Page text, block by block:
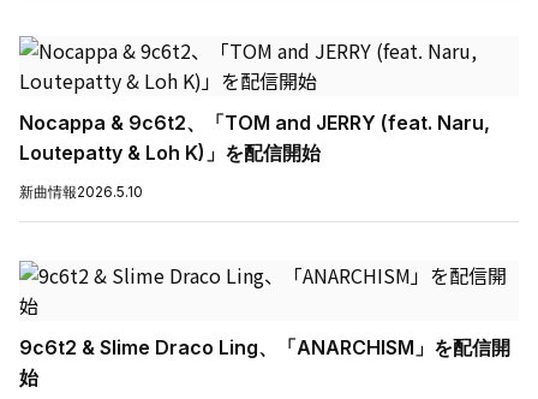
Nocappa & 9c6t2、「TOM and JERRY (feat. Naru,
Loutepatty & Loh K)」を配信開始
新曲情報2026.5.10
9c6t2 & Slime Draco Ling、「ANARCHISM」を配信開
始